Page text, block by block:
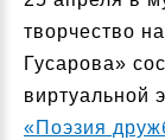
творчество
Гусарова»
виртуальной
«Поэзия